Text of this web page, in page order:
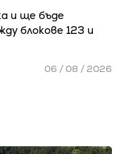
и ще бъде
блокове 123 и
06 / 08 / 2026